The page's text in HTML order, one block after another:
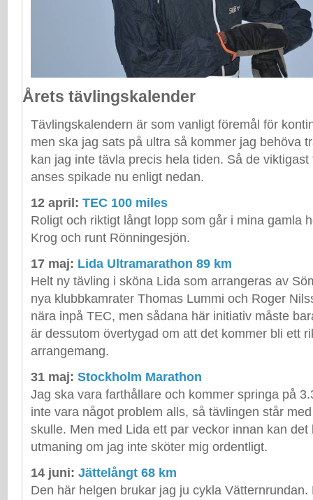
Årets tävlingskalender
Tävlingskalendern är som vanligt föremål för
men ska jag sats på ultra så kommer jag behöva
kan jag inte tävla precis hela tiden. Så de
anses spikade nu enligt nedan.
12 april: TEC 100 miles
Roligt och riktigt långt lopp som går i mina gamla
Krog och runt Rönningesjön.
17 maj: Lida Ultramarathon 89 km
Helt ny tävling i sköna Lida som arrangeras av
nya klubbkamrater Thomas Lummi och Roger
nära inpå TEC, men sådana här initiativ måste
är dessutom övertygad om att det kommer bli ett
arrangemang.
31 maj: Stockholm Marathon
Jag ska vara farthållare och kommer springa på
inte vara något problem alls, så tävlingen står
skulle. Men med Lida ett par veckor innan kan
utmaning om jag inte sköter mig ordentligt.
14 juni: Jättelångt 68 km
Den här helgen brukar jag ju cykla